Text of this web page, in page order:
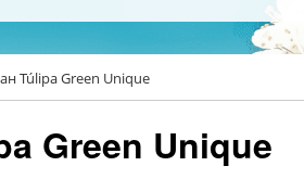
Túlipa Green Unique
Green Unique